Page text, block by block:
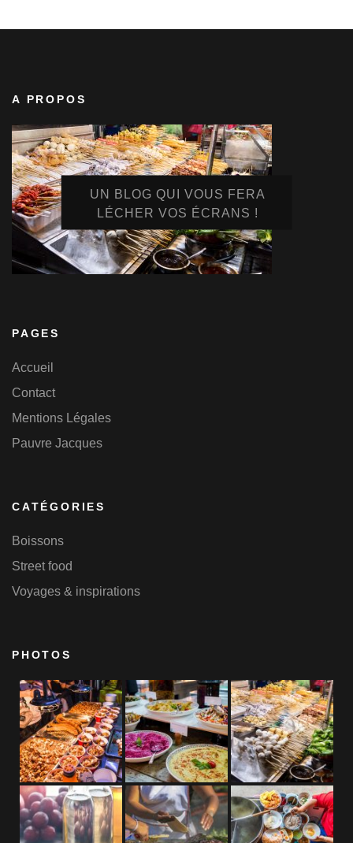
A PROPOS
UN BLOG QUI VOUS FERA
LÉCHER VOS ÉCRANS !
PAGES
Accueil
Contact
Mentions Légales
Pauvre Jacques
CATÉGORIES
Boissons
Street food
Voyages & inspirations
PHOTOS